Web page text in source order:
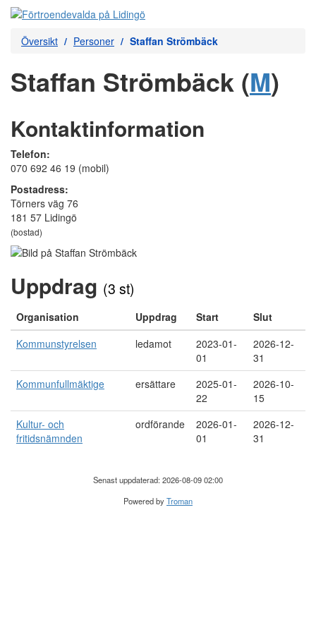
Översikt Personer Staffan Strömbäck
Staffan Strömbäck (M)
Kontaktinformation
Telefon:
070 692 46 19 (mobil)
Postadress:
Törners väg 76
181 57 Lidingö
(bostad)
Uppdrag (3 st)
Organisation Uppdrag Start
Slut
Kommunstyrelsen
ledamot
2023-01-
01
2026-12-
31
Kommunfullmäktige
ersättare
2025-01-
22
2026-10-
15
Kultur- och
fritidsnämnden
ordförande
2026-01-
01
2026-12-
31
Senast uppdaterad: 2026-08-09 02:00
Powered byTroman